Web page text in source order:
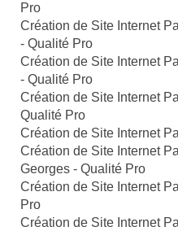
Pro
Création de Site Internet
- Qualité Pro
Création de Site Internet
- Qualité Pro
Création de Site Internet
Qualité Pro
Création de Site Internet
Création de Site Internet
Georges - Qualité Pro
Création de Site Internet
Pro
Création de Site Internet